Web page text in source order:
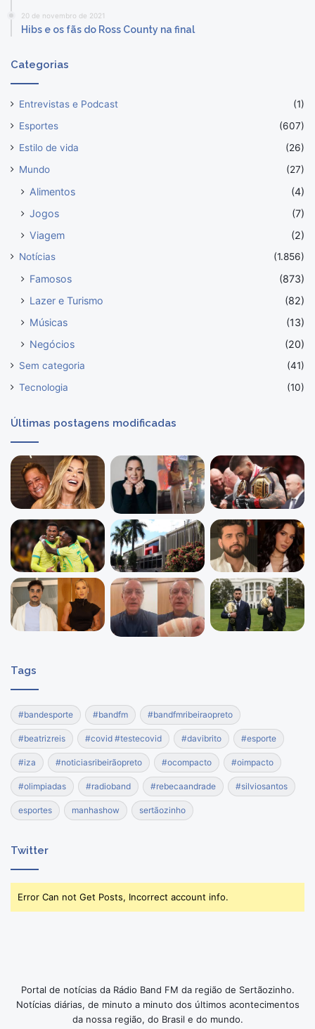
20 de novembro de 2021
Hibs e os fãs do Ross County na final
Categorias
Entrevistas e Podcast
(1)
Esportes
(607)
Estilo de vida
(26)
Mundo
(27)
Alimentos
(4)
Jogos
(7)
Viagem
(2)
Notícias (1.856)
Famosos
(873)
Lazer e Turismo
(82)
Músicas
(13)
Negócios
(20)
Sem categoria
(41)
Tecnologia
(10)
Últimas postagens modificadas
Tags
#bandesporte #bandfm #bandfmribeiraopreto
#beatrizreis #covid #testecovid #davibrito #esporte
#iza #noticiasribeirãopreto #ocompacto #oimpacto
#olimpiadas #radioband #rebecaandrade #silviosantos
esportes manhashow sertãozinho
Twitter
Error Can not Get Posts, Incorrect account info.
Portal de notícias da Rádio Band FM da região de Sertãozinho.
Notícias diárias, de minuto a minuto dos últimos acontecimentos
da nossa região, do Brasil e do mundo.